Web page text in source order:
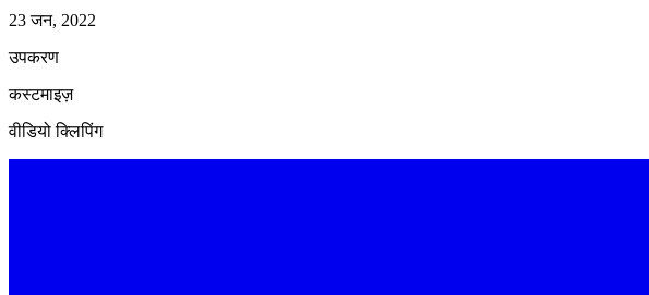
23 जन, 2022
उपकरण
कस्टमाइज़
वीडियो क्लिपिंग